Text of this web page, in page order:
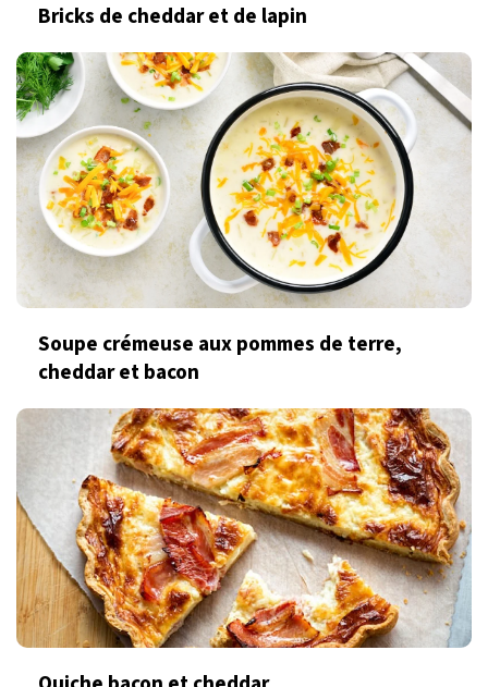
Bricks de cheddar et de lapin
Soupe crémeuse aux pommes de terre,
cheddar et bacon